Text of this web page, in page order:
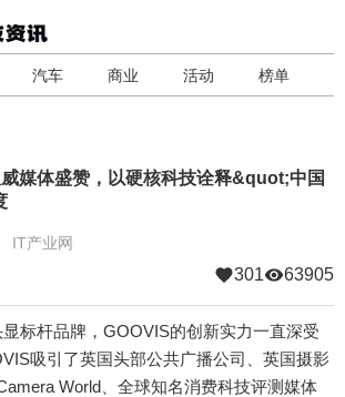
汽车 商业 活动 榜单
媒体盛赞，以硬核科技诠释&quot;中国
IT产业网
301 63905
杆品牌，GOOVIS的创新实力一直深受
吸引了英国头部公共广播公司、英国摄影
World、全球知名消费科技评测媒体